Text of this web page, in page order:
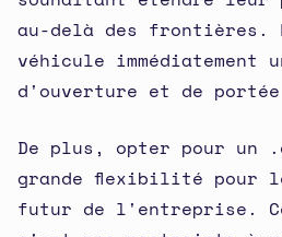
au-delà des frontières.
véhicule immédiatement
d'ouverture et de
De plus, opter pour un
grande flexibilité pour le
futur de l'entreprise.